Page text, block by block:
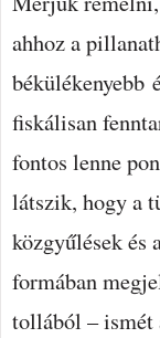
ahhoz a
békülékenyebb
fiskálisan
fontos lenne
látszik, hogy a
közgyűlések és
formában
tollából –